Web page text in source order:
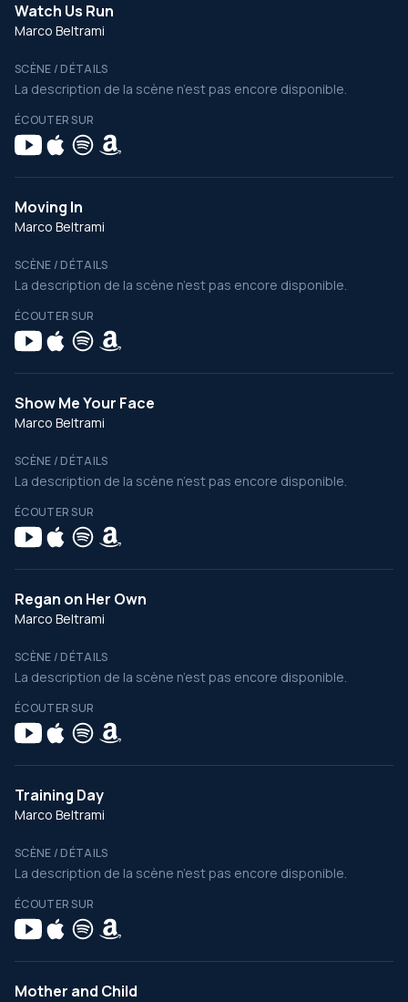
Watch Us Run
Marco Beltrami
SCÈNE / DÉTAILS
La description de la scène n’est pas encore disponible.
ÉCOUTER SUR
Moving In
Marco Beltrami
SCÈNE / DÉTAILS
La description de la scène n’est pas encore disponible.
ÉCOUTER SUR
Show Me Your Face
Marco Beltrami
SCÈNE / DÉTAILS
La description de la scène n’est pas encore disponible.
ÉCOUTER SUR
Regan on Her Own
Marco Beltrami
SCÈNE / DÉTAILS
La description de la scène n’est pas encore disponible.
ÉCOUTER SUR
Training Day
Marco Beltrami
SCÈNE / DÉTAILS
La description de la scène n’est pas encore disponible.
ÉCOUTER SUR
Mother and Child